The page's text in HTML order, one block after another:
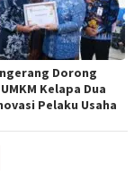
Dorong
Kelapa Dua
Pelaku Usaha